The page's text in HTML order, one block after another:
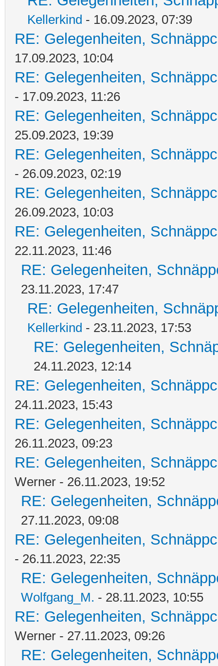
Kellerkind - 16.09.2023, 07:39
RE: Gelegenheiten,
17.09.2023, 10:04
RE: Gelegenheiten,
- 17.09.2023, 11:26
RE: Gelegenheiten,
25.09.2023, 19:39
RE: Gelegenheiten,
- 26.09.2023, 02:19
RE: Gelegenheiten,
26.09.2023, 10:03
RE: Gelegenheiten,
22.11.2023, 11:46
RE: Gelegenheiten,
23.11.2023, 17:47
RE: Gelegenheiten,
Kellerkind - 23.11.2023, 17:53
RE: Gelegenheiten,
24.11.2023, 12:14
RE: Gelegenheiten,
24.11.2023, 15:43
RE: Gelegenheiten,
26.11.2023, 09:23
RE: Gelegenheiten,
Werner - 26.11.2023, 19:52
RE: Gelegenheiten,
27.11.2023, 09:08
RE: Gelegenheiten,
- 26.11.2023, 22:35
RE: Gelegenheiten,
Wolfgang_M. - 28.11.2023, 10:55
RE: Gelegenheiten,
Werner - 27.11.2023, 09:26
RE: Gelegenheiten,